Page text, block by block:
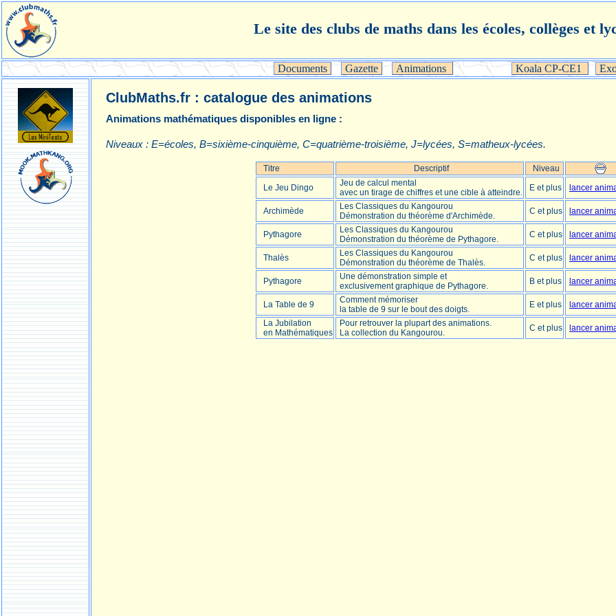
Le site des clubs de maths dans les écoles, collèges et
Documents Gazette Animations Koala CP-CE1
ClubMaths.fr : catalogue des animations
Animations mathématiques disponibles en ligne :
Niveaux : E=écoles, B=sixième-cinquième, C=quatrième-troisième, J=lycées, S=matheux-lycées.
Titre Descriptif
Niveau
Le Jeu Dingo
Jeu de calcul mental
avec un tirage de chiffres et une cible à atteindre.
E et plus lancer
Archimède
Les Classiques du Kangourou
Démonstration du théorème d'Archimède.
C et plus lancer
Pythagore
Les Classiques du Kangourou
Démonstration du théorème de Pythagore.
C et plus lancer
Thalès
Les Classiques du Kangourou
Démonstration du théorème de Thalès.
C et plus lancer
Pythagore
Une démonstration simple et
exclusivement graphique de Pythagore.
B et plus lancer
La Table de 9
Comment mémoriser
la table de 9 sur le bout des doigts.
E et plus
lancer
La Jubilation
en Mathématiques
Pour retrouver la plupart des animations.
La collection du Kangourou.
C et plus lancer